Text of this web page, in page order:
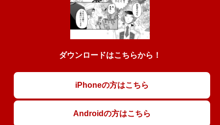
ダウンロードはこちらから！
iPhoneの方はこちら
Androidの方はこちら